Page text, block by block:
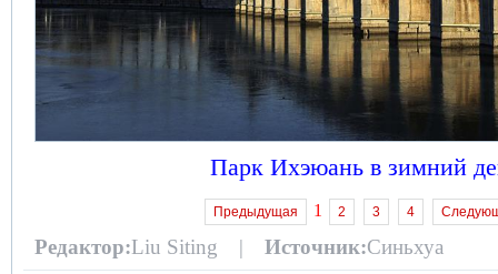
Парк Ихэюань в зимний
Предыдущая 1 2 3 4
Редактор:Liu Siting | Источник:Синьхуа